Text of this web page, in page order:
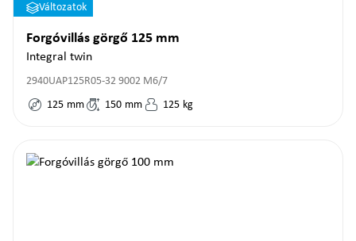
Változatok
Forgóvillás görgő 125 mm
Integral twin
2940UAP125R05-32 9002 M6/7
125 mm 150 mm 125 kg